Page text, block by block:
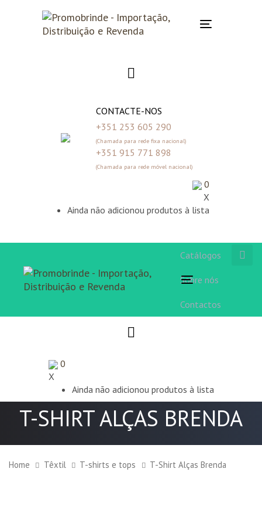
Toggle
CONTACTE-NOS
+351 253 605 290
(Chamada para rede fixa nacional)
+351 915 771 898
(Chamada para rede móvel nacional)
0
X
Ainda não adicionou produtos à lista
Toggle
Catálogos
Sobre nós
Contactos
0
X
Ainda não adicionou produtos à lista
T-SHIRT ALÇAS BRENDA
Home Têxtil T-shirts e tops T-Shirt Alças Brenda